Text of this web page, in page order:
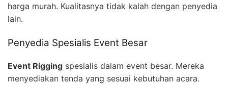
harga murah. Kualitasnya tidak kalah dengan penyedia
lain.
Penyedia Spesialis Event Besar
Event Rigging spesialis dalam event besar. Mereka
menyediakan tenda yang sesuai kebutuhan acara.